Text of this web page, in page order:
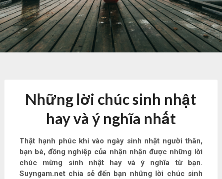
Những lời chúc sinh nhật
hay và ý nghĩa nhất
Thật hạnh phúc khi vào ngày sinh nhật người thân,
bạn bè, đồng nghiệp của nhận nhận được những lời
chúc mừng sinh nhật hay và ý nghĩa từ bạn.
Suyngam.net chia sẻ đến bạn những lời chúc sinh